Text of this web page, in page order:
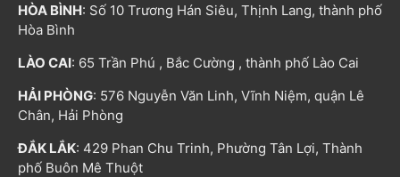
HÒA BÌNH: Số 10 Trương Hán Siêu, Thịnh Lang, thành phố
Hòa Bình
LÀO CAI: 65 Trần Phú , Bắc Cường , thành phố Lào Cai
HẢI PHÒNG: 576 Nguyễn Văn Linh, Vĩnh Niệm, quận Lê
Chân, Hải Phòng
ĐẮK LẮK: 429 Phan Chu Trinh, Phường Tân Lợi, Thành
phố Buôn Mê Thuột